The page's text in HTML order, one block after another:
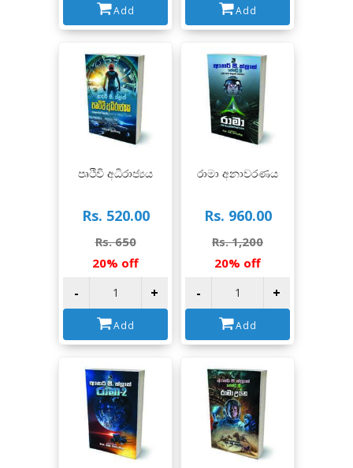
Add Add
පෘථිවි අධිරාජ්‍යය
Rs. 520.00
Rs. 650
20% off
- +
Add
රාමා අනාවරණය
Rs. 960.00
Rs. 1,200
20% off
- +
Add